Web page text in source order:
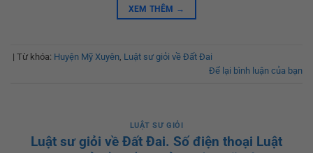
XEM THÊM →
| Từ khóa: Huyện Mỹ Xuyên Luật sư giỏi về Đất Đai
Để lại bình luận của bạn
LUẬT SƯ GIỎI
Luật sư giỏi về Đất Đai. Số điện thoại Luật